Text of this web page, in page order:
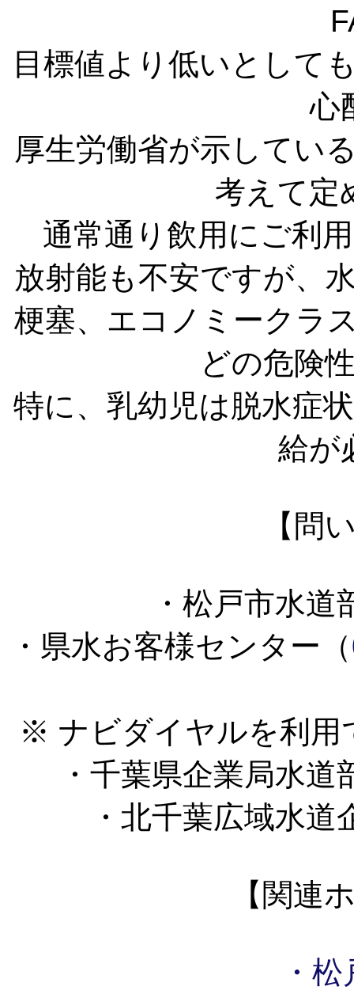
目標値より低いとして
心
厚生労働省が示してい
考えて定
通常通り飲用にご利
放射能も不安ですが、
梗塞、エコノミークラ
どの危険
特に、乳幼児は脱水症
給が
【問
・松戸市水道
・県水お客様センター（
※ ナビダイヤルを利用
・千葉県企業局水道
・北千葉広域水道
【関連
・